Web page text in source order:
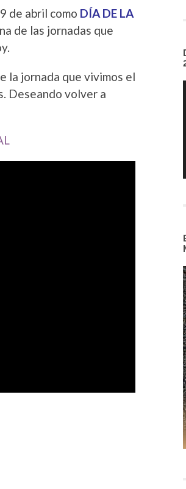
de abril como DÍA DE LA
de las jornadas que
la jornada que vivimos el
Deseando volver a